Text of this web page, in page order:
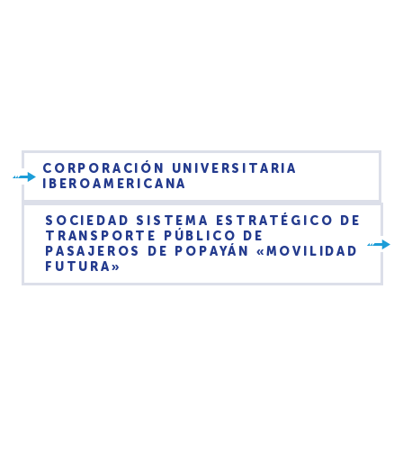
CORPORACIÓN UNIVERSITARIA
IBEROAMERICANA
SOCIEDAD SISTEMA ESTRATÉGICO DE
TRANSPORTE PÚBLICO DE
PASAJEROS DE POPAYÁN «MOVILIDAD
FUTURA»